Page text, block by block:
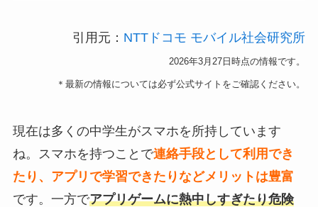
引用元： NTTドコモ モバイル社会研究所
2026年3月27日 時点の情報です。
＊最新の情報については必ず公式サイトをご確認ください。
現在は多くの中学生がスマホを所持しています
ね。スマホを持つことで連絡手段として利用でき
たり、アプリで学習できたりなどメリットは豊富
です。一方でアプリゲームに熱中しすぎたり危険